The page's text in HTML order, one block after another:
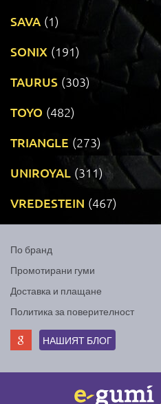
SAVA (1)
SONIX (191)
TAURUS (303)
TOYO (482)
TRIANGLE (273)
UNIROYAL (311)
VREDESTEIN (467)
По бранд
Промотирани гуми
Доставка и плащане
Политика за поверителност
НАШИЯТ БЛОГ